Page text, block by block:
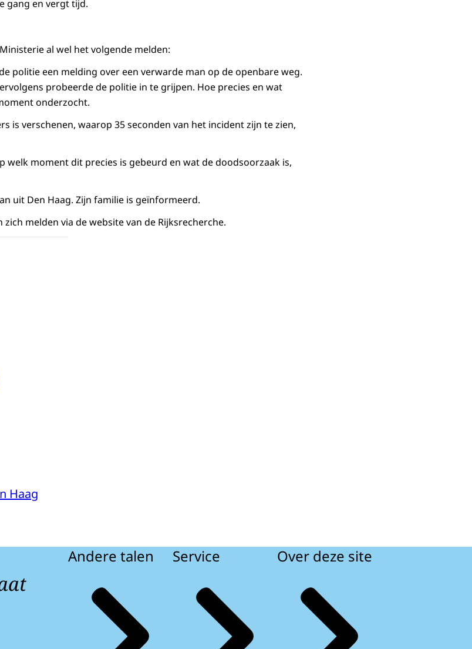
gang en vergt tijd.
al wel het volgende melden:
politie een melding over een verwarde man op de openbare weg.
probeerde de politie in te grijpen. Hoe precies en wat
onderzocht.
is verschenen, waarop 35 seconden van het incident zijn te zien,
welk moment dit precies is gebeurd en wat de doodsoorzaak is,
uit Den Haag. Zijn familie is geïnformeerd.
melden via de website van de Rijksrecherche.
Haag
Andere talen Service Over deze site